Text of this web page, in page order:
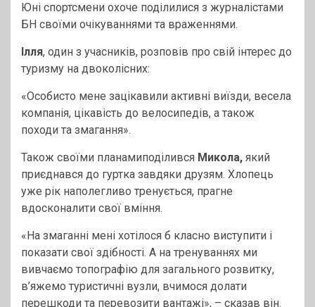
Юні спортсмени охоче поділилися з журналістами
БН своїми очікуваннями та враженнями.
Ілля, один з учасників, розповів про свій інтерес до
туризму на двоколісних:
«Особисто мене зацікавили активні виїзди, весела
компанія, цікавість до велосипедів, а також
походи та змагання».
Також своїми планамиподілився Микола, який
приєднався до гуртка завдяки друзям. Хлопець
уже рік наполегливо тренується, прагне
вдосконалити свої вміння.
«На змаганні мені хотілося б класно виступити і
показати свої здібності. А на тренуваннях ми
вивчаємо топографію для загального розвитку,
в’яжемо туристичні вузли, вчимося долати
перешкоди та перевозити вантажі», – сказав він.